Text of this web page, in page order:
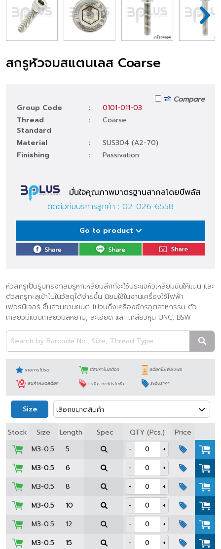
สกรูหัวจมสแตนเลส Coarse
Group Code :
0101-011-03
Thread
Standard
: Coarse
Material :
SUS304 (A2-70)
Finishing
: Passivation
มั่นใจคุณภาพมาตรฐานสากลโดยบีพลัส
ติดต่อทีมบริการลูกค้า : 02-026-6558
Go to product
Compare
หัวสกรูเป็นรูปทรงกลมรูหกเหลี่ยมลึกที่จะใช้ประแจหัวเหลี่ยมขันให้แน่น และ
ตัวสกรูทะลุเข้าไปในวัสดุได้ง่ายขึ้น นิยมใช้ในงานเครื่องใช้ไฟฟ้า
เฟอร์นิเจอร์ ชิ้นส่วนยานยนต์ ไปจนถึงเครื่องจักรอุตสาหกรรม ตัว
เกลียวมีแบบเกลียวมิลหยาบ, ละเอียด และ เกลียวหุน UNC, BSW
รายการโปรด มีสินค้าในสต็อก
สต็อกไม่เพียงพอ
สินค้าหมดสต็อก
ระดับราคาโปรโมชั่น ระดับราคา
Size เลือกขนาดสินค้า
Stock Size Length Spec QTY (Pcs.)
Price
M3-0.5
5 -
+
M3-0.5
6 -
+
M3-0.5
8 -
+
M3-0.5
10 -
+
M3-0.5
12 -
+
M3-0.5
15 -
+